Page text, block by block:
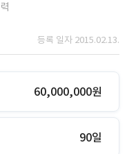
등록 일자 2015.02.13.
60,000,000원
90일